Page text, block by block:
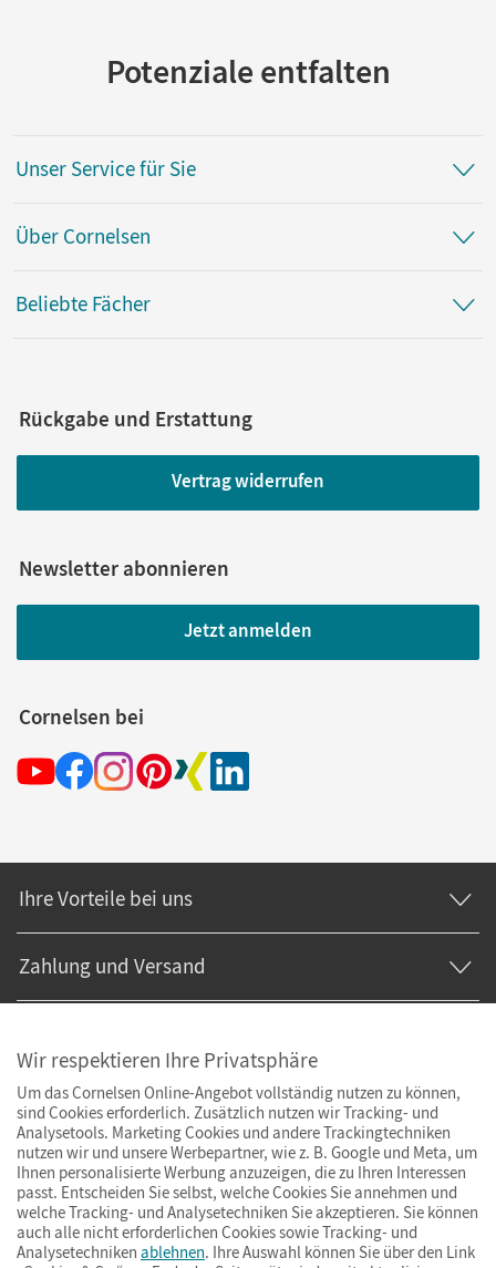
Potenziale entfalten
Unser Service für Sie
Über Cornelsen
Beliebte Fächer
Rückgabe und Erstattung
Vertrag widerrufen
Newsletter abonnieren
Jetzt anmelden
Cornelsen bei
Ihre Vorteile bei uns
Zahlung und Versand
Wir respektieren Ihre Privatsphäre
Um das Cornelsen Online-Angebot vollständig nutzen zu können,
sind Cookies erforderlich. Zusätzlich nutzen wir Tracking- und
Analysetools. Marketing Cookies und andere Trackingtechniken
nutzen wir und unsere Werbepartner, wie z. B. Google und Meta, um
Ihnen personalisierte Werbung anzuzeigen, die zu Ihren Interessen
passt. Entscheiden Sie selbst, welche Cookies Sie annehmen und
welche Tracking- und Analysetechniken Sie akzeptieren. Sie können
auch alle nicht erforderlichen Cookies sowie Tracking- und
Analysetechniken ablehnen. Ihre Auswahl können Sie über den Link